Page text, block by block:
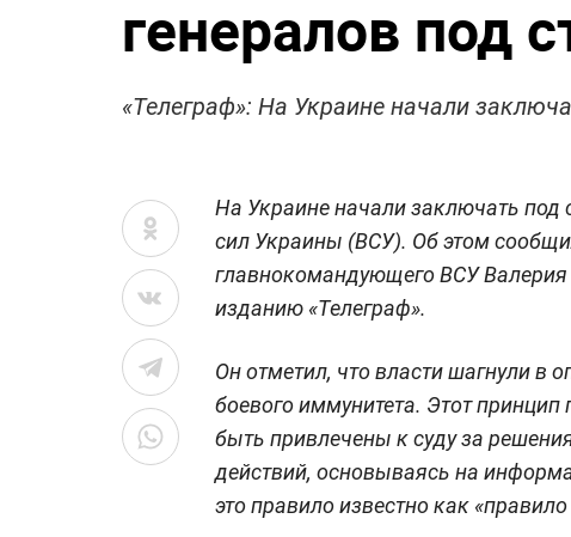
генералов под
«Телеграф»: На Украине начали
На Украине начали заключать под
сил Украины (ВСУ). Об этом
главнокомандующего ВСУ
изданию «Телеграф».
Он отметил, что власти шагнули в
боевого иммунитета. Этот
быть привлечены к суду за
действий, основываясь на
это правило известно как